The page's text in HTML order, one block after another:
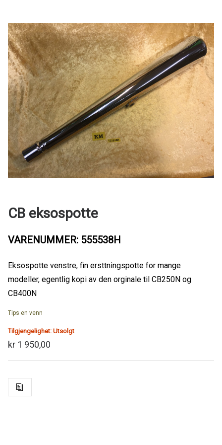
CB eksospotte
VARENUMMER: 555538H
Eksospotte venstre, fin ersttningspotte for mange
modeller, egentlig kopi av den orginale til CB250N og
CB400N
Tips en venn
Tilgjengelighet: Utsolgt
kr 1 950,00